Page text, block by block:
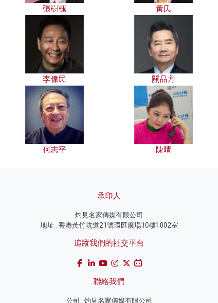
張樹槐 黃氏
李偉民 關品方
何志平 陳晴
承印人
灼見名家傳媒有限公司
地址 : 香港黃竹坑道21號環匯廣場10樓1002室
追蹤我們的社交平台
聯絡我們
公司 : 灼見名家傳媒有限公司